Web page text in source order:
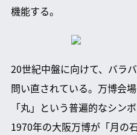
機能する。
20世紀中盤に向けて、バラ
問い直されている。万博会
「丸」という普遍的なシン
1970年の大阪万博が「月の